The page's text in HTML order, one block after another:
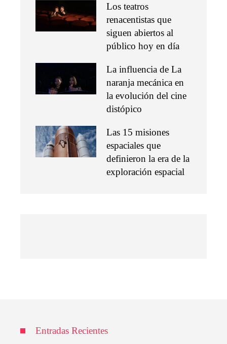
Los teatros
renacentistas que
siguen abiertos al
público hoy en día
La influencia de La
naranja mecánica en
la evolución del cine
distópico
Las 15 misiones
espaciales que
definieron la era de la
exploración espacial
Entradas Recientes